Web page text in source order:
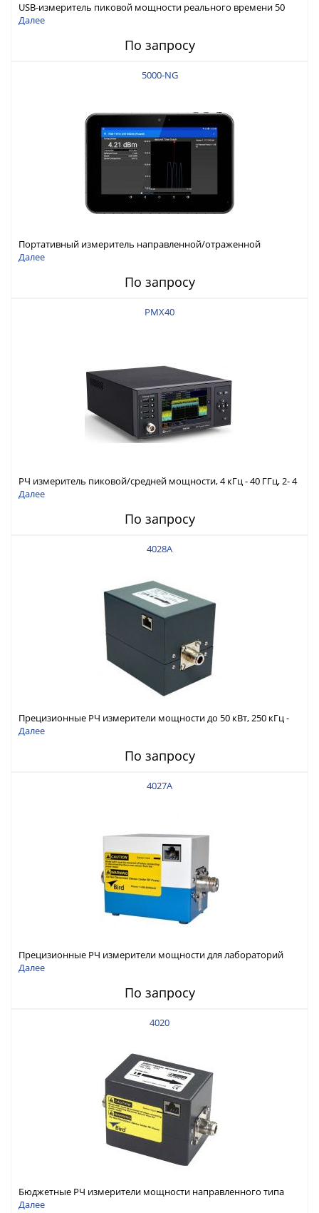
USB-измеритель пиковой мощности реального времени 50
МГц - 40 ГГц, , -60 дБм - +20 дБм
Далее
По запросу
5000-NG
Портативный измеритель направленной/отраженной
мощности 2 МГц - 6 ГГц до 1 кВт
Далее
По запросу
PMX40
РЧ измеритель пиковой/средней мощности, 4 кГц - 40 ГГц, 2- 4
канала
Далее
По запросу
4028A
Прецизионные РЧ измерители мощности до 50 кВт, 250 кГц -
30 МГц
Далее
По запросу
4027A
Прецизионные РЧ измерители мощности для лабораторий
направленного типа
Далее
По запросу
4020
Бюджетные РЧ измерители мощности направленного типа
100 кГц - 3 ГГц,300 мВт - 10 кВт
Далее